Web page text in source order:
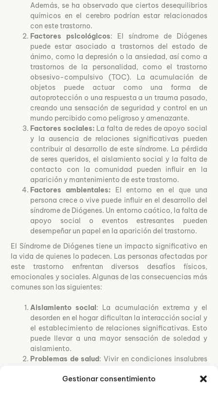
Gestionar consentimiento
Además, se ha observado que ciertos desequilibrios
químicos en el cerebro podrían estar relacionados
con este trastorno.
Factores psicológicos: El síndrome de Diógenes
puede estar asociado a trastornos del estado de
ánimo, como la depresión o la ansiedad, así como a
trastornos de la personalidad, como el trastorno
obsesivo-compulsivo (TOC). La acumulación de
objetos puede actuar como una forma de
autoprotección o una respuesta a un trauma pasado,
creando una sensación de seguridad y control en un
mundo percibido como peligroso y amenazante.
Factores sociales: La falta de redes de apoyo social
y la ausencia de relaciones significativas pueden
contribuir al desarrollo de este síndrome. La pérdida
de seres queridos, el aislamiento social y la falta de
contacto con la comunidad pueden influir en la
aparición y mantenimiento de este trastorno.
Factores ambientales: El entorno en el que una
persona crece o vive puede influir en el desarrollo del
síndrome de Diógenes. Un entorno caótico, la falta de
apoyo social o eventos estresantes pueden
desempeñar un papel en la aparición del trastorno.
El Síndrome de Diógenes tiene un impacto significativo en
la vida de quienes lo padecen. Las personas afectadas por
este trastorno enfrentan diversos desafíos físicos,
emocionales y sociales. Algunas de las consecuencias más
comunes son las siguientes:
Aislamiento social: La acumulación extrema y el
desorden en el hogar dificultan la interacción social y
el establecimiento de relaciones significativas. Esto
puede llevar a una mayor sensación de soledad y
aislamiento.
Problemas de salud: Vivir en condiciones insalubres
el riesgo de enfermedades físicas y mentales. La falta